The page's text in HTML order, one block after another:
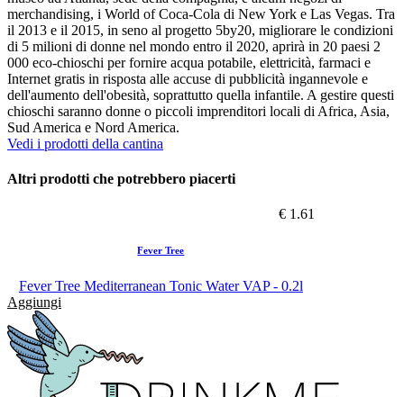
merchandising, i World of Coca-Cola di New York e Las Vegas. Tra
il 2013 e il 2015, in seno al progetto 5by20, migliorare le condizioni
di 5 milioni di donne nel mondo entro il 2020, aprirà in 20 paesi 2
000 eco-chioschi per fornire acqua potabile, elettricità, farmaci e
Internet gratis in risposta alle accuse di pubblicità ingannevole e
dell'aumento dell'obesità, soprattutto quella infantile. A gestire questi
chioschi saranno donne o piccoli imprenditori locali di Africa, Asia,
Sud America e Nord America.
Vedi i prodotti della cantina
Altri prodotti che potrebbero piacerti
€ 1.61
Fever Tree
Fever Tree Mediterranean Tonic Water VAP - 0.2l
Aggiungi